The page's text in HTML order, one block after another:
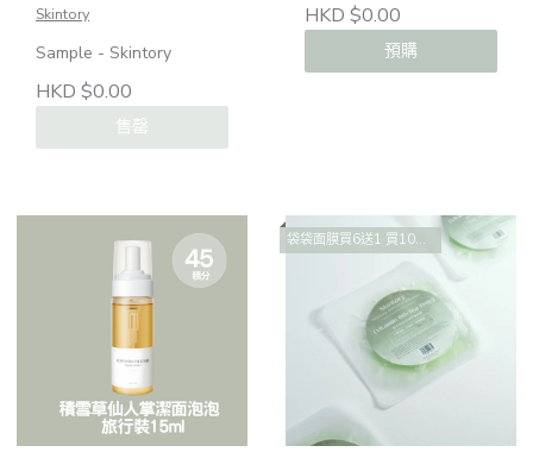
Skintory
Sample - Skintory
HKD $0.00
售罄
HKD $0.00
預購
袋袋面膜買6送1 買10送2 買14送4